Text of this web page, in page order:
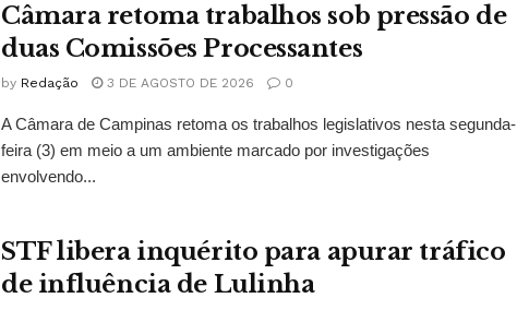
Câmara retoma trabalhos sob pressão de
duas Comissões Processantes
by Redação 3 DE AGOSTO DE 2026 0
A Câmara de Campinas retoma os trabalhos legislativos nesta segunda-
feira (3) em meio a um ambiente marcado por investigações
envolvendo...
STF libera inquérito para apurar tráfico
de influência de Lulinha